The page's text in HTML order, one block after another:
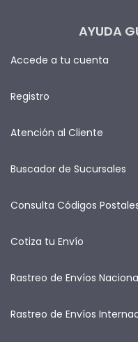
AYUDA
Accede a tu cuenta
Registro
Atención al Cliente
Buscador de Sucursales
Consulta Códigos
Cotiza tu Envío
Rastreo de Envíos
Rastreo de Envíos